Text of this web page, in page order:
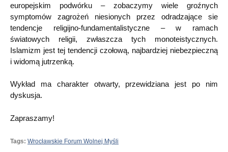
europejskim podwórku – zobaczymy wiele groźnych
symptomów zagrożeń niesionych przez odradzające sie
tendencje religijno-fundamentalistyczne – w ramach
światowych religii, zwłaszcza tych monoteistycznych.
Islamizm jest tej tendencji czołową, najbardziej niebezpieczną
i widomą jutrzenką.
Wykład ma charakter otwarty, przewidziana jest po nim
dyskusja.
Zapraszamy!
Tags: Wrocławskie Forum Wolnej Myśli